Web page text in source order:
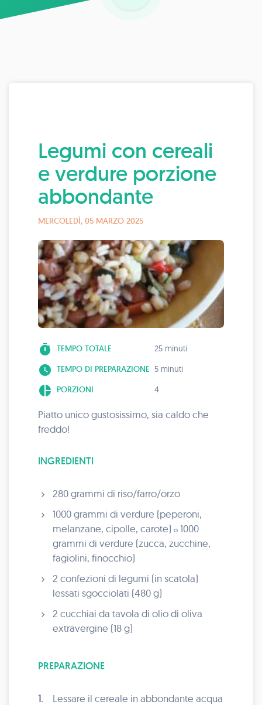
Legumi con cereali
e verdure porzione
abbondante
MERCOLEDÌ, 05 MARZO 2025
timer TEMPO TOTALE 25 minuti
watch_later TEMPO DI PREPARAZIONE 5 minuti
pie_chart PORZIONI 4
Piatto unico gustosissimo, sia caldo che
freddo!
INGREDIENTI
280 grammi di riso/farro/orzo
1000 grammi di verdure (peperoni,
melanzane, cipolle, carote) o 1000
grammi di verdure (zucca, zucchine,
fagiolini, finocchio)
2 confezioni di legumi (in scatola)
lessati sgocciolati (480 g)
2 cucchiai da tavola di olio di oliva
extravergine (18 g)
PREPARAZIONE
1.
Lessare il cereale in abbondante acqua